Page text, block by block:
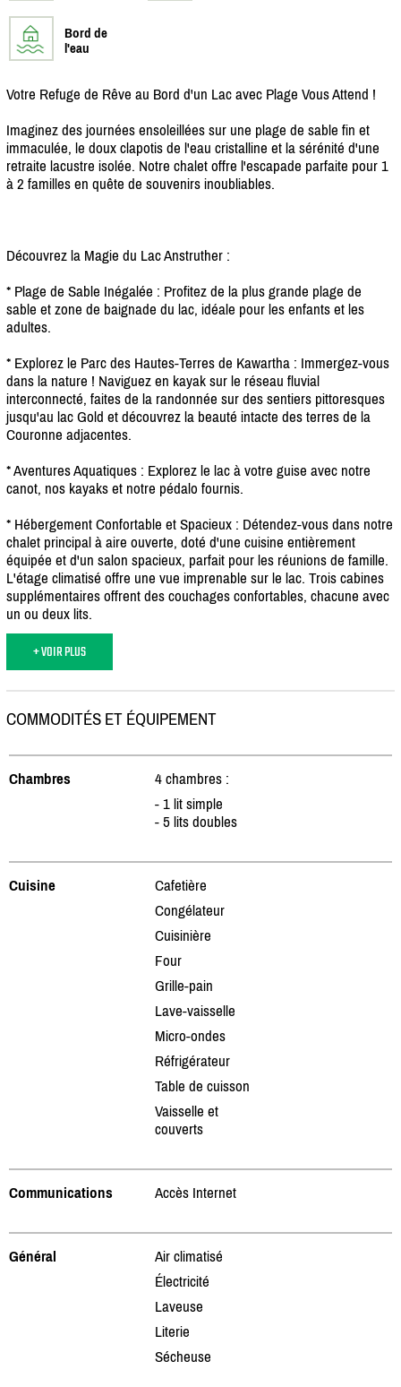
Bord de
l'eau
Votre Refuge de Rêve au Bord d'un Lac avec Plage Vous Attend !
Imaginez des journées ensoleillées sur une plage de sable fin et
immaculée, le doux clapotis de l'eau cristalline et la sérénité d'une
retraite lacustre isolée. Notre chalet offre l'escapade parfaite pour 1
à 2 familles en quête de souvenirs inoubliables.
Découvrez la Magie du Lac Anstruther :
* Plage de Sable Inégalée : Profitez de la plus grande plage de
sable et zone de baignade du lac, idéale pour les enfants et les
adultes.
* Explorez le Parc des Hautes-Terres de Kawartha : Immergez-vous
dans la nature ! Naviguez en kayak sur le réseau fluvial
interconnecté, faites de la randonnée sur des sentiers pittoresques
jusqu'au lac Gold et découvrez la beauté intacte des terres de la
Couronne adjacentes.
* Aventures Aquatiques : Explorez le lac à votre guise avec notre
canot, nos kayaks et notre pédalo fournis.
* Hébergement Confortable et Spacieux : Détendez-vous dans notre
chalet principal à aire ouverte, doté d'une cuisine entièrement
équipée et d'un salon spacieux, parfait pour les réunions de famille.
L'étage climatisé offre une vue imprenable sur le lac. Trois cabines
supplémentaires offrent des couchages confortables, chacune avec
un ou deux lits.
+ VOIR PLUS
COMMODITÉS ET ÉQUIPEMENT
Chambres
4 chambres :
- 1 lit simple
- 5 lits doubles
Cuisine
Cafetière
Congélateur
Cuisinière
Four
Grille-pain
Lave-vaisselle
Micro-ondes
Réfrigérateur
Table de cuisson
Vaisselle et
couverts
Communications Accès Internet
Général
Air climatisé
Électricité
Laveuse
Literie
Sécheuse